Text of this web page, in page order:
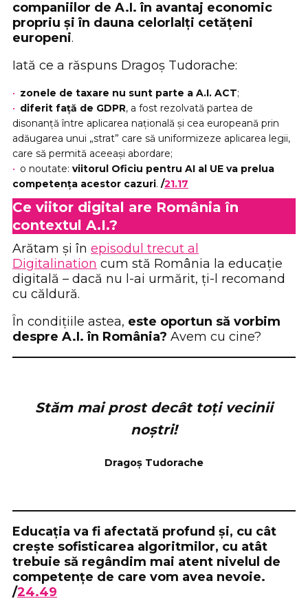
companiilor de A.I. în avantaj economic
propriu și în dauna celorlalți cetățeni
europeni.
Iată ce a răspuns Dragoș Tudorache:
zonele de taxare nu sunt parte a A.I. ACT;
diferit față de GDPR, a fost rezolvată partea de
disonanță între aplicarea națională și cea europeană prin
adăugarea unui „strat” care să uniformizeze aplicarea legii,
care să permită aceeași abordare;
o noutate: viitorul Oficiu pentru AI al UE va prelua
competența acestor cazuri. /21.17
Ce viitor digital are România în
contextul A.I.?
Arătam și în episodul trecut al
Digitalination cum stă România la educație
digitală – dacă nu l-ai urmărit, ți-l recomand
cu căldură.
În condițiile astea, este oportun să vorbim
despre A.I. în România? Avem cu cine?
Stăm mai prost decât toți vecinii
noștri!
Dragoș Tudorache
Educația va fi afectată profund și, cu cât
crește sofisticarea algoritmilor, cu atât
trebuie să regândim mai atent nivelul de
competențe de care vom avea nevoie.
/24.49